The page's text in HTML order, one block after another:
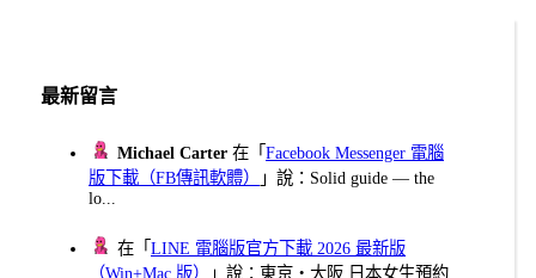
最新留言
Michael Carter 在「Facebook Messenger 電腦
版下載（FB傳訊軟體）
」說：Solid guide — the
lo...
在「LINE 電腦版官方下載 2026 最新版
（Win+Mac 版）
」說：東京・大阪 日本女生預約